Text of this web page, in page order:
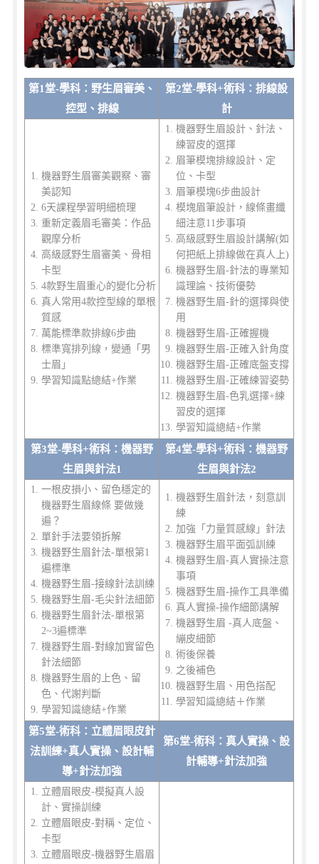
第1堂-學科：野生眉審美、
控型、排線
第2堂-學科+術科：排線設
計
機器野生眉審美觀察、審
美認知
6天課程學習明細梳理
重新定義眉毛審美：作品
觀摩分析
高級感野生眉審美、骨相
卡型
4款野生眉重心的變化分析
真人常用4款控型線的單根
質感
萬能標準款排線6步曲
標準寬排列線，變通「男
士眉」
學習知識點總結+作業
機器野生眉設計、針法、
練習皮的選擇
眉筆模塊排線設計、定
位、卡型
眉筆模塊6步曲設計
模塊眉筆設計，線條畫纖
細注意11步事項
高級感野生眉設計講解(如
何把紙上排線做在真人上)
機器野生眉-針法的專業知
識理論、技術優勢
機器野生眉-針的選擇與使
用
機器野生眉-正確握機
機器野生眉-正確入針角度
機器野生眉-正確底盤支撐
機器野生眉-正確練習姿勢
機器野生眉-色乳選擇+練
習皮的選擇
學習知識總結+作業
第3堂-學科+術科：機器野
生眉與針法1
第4堂-學科+術科：機器野
生眉與針法2
一根皮損小、留色穩定的
機器野生眉線條 要做幾
遍？
單針手法要領拆解
機器野生眉針法-單根第1
遍標準
機器野生眉-接線針法訓練
機器野生眉-毛尖針法細節
機器野生眉針法-單根第
2~3遍標準
機器野生眉-對線加實留色
針法細節
機器野生眉的上色、留
色、代謝判斷
學習知識總結+作業
機器野生眉針法，刻意訓
練
加強「力量質感線」針法
機器野生眉平面弧訓練
機器野生眉-真人實操注意
事項
機器野生眉-操作工具準備
真人實操-操作細節講解
機器野生眉 -真人底盤、
繃皮細節
術後保養
之後補色
機器野生眉、用色搭配
學習知識總結＋作業
第5堂-術科：立體眉眼皮針
法訓練+真人實操、設計輔
導+針法加強
第6堂-術科：真人實操、設
計輔導+針法加強
立體眉眼皮-模擬真人設
計、實操訓練
立體眉眼皮-對稱、定位、
卡型
立體眉眼皮-機器野生眉眉